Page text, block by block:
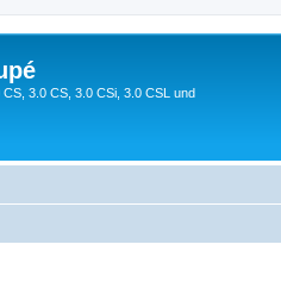
3.0 CS, 3.0 CSi, 3.0 CSL und